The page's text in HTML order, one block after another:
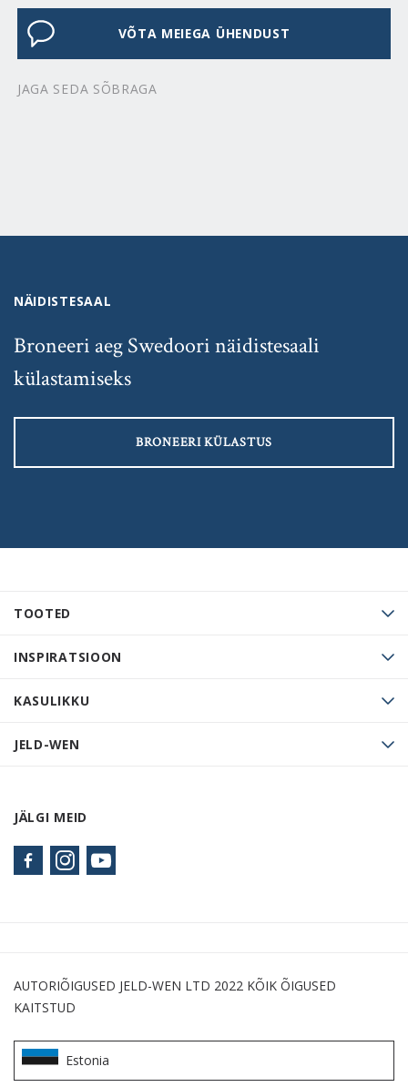
VÕTA MEIEGA ÜHENDUST
JAGA SEDA SÕBRAGA
TOOTED
INSPIRATSIOON
KASULIKKU
JELD-WEN
JÄLGI MEID
NÄIDISTESAAL
Broneeri aeg Swedoori näidistesaali
külastamiseks
BRONEERI KÜLASTUS
AUTORIÕIGUSED JELD-WEN LTD 2022 KÕIK ÕIGUSED
KAITSTUD
Estonia